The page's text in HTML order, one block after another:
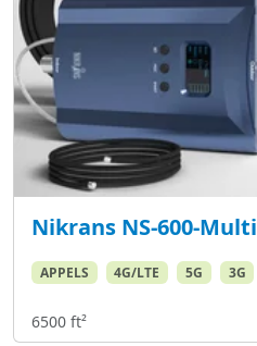
Nikrans NS-600-Multi
APPELS 4G/LTE 5G 3G
6500 ft²